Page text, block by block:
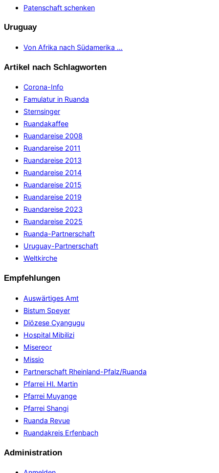
Patenschaft schenken
Uruguay
Von Afrika nach Südamerika …
Artikel nach Schlagworten
Corona-Info
Famulatur in Ruanda
Sternsinger
Ruandakaffee
Ruandareise 2008
Ruandareise 2011
Ruandareise 2013
Ruandareise 2014
Ruandareise 2015
Ruandareise 2019
Ruandareise 2023
Ruandareise 2025
Ruanda-Partnerschaft
Uruguay-Partnerschaft
Weltkirche
Empfehlungen
Auswärtiges Amt
Bistum Speyer
Diözese Cyangugu
Hospital Mibilizi
Misereor
Missio
Partnerschaft Rheinland-Pfalz/Ruanda
Pfarrei Hl. Martin
Pfarrei Muyange
Pfarrei Shangi
Ruanda Revue
Ruandakreis Erfenbach
Administration